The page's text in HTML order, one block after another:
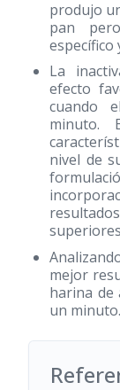
produjo
pan
específico
La
efecto
cuando
minuto.
nivel de
mejor
harina de
un minuto.